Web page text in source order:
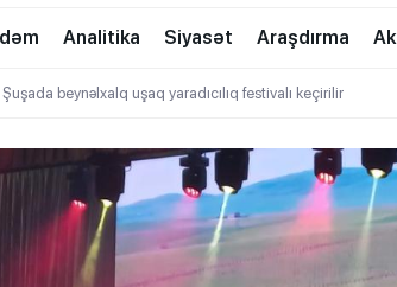
Analitika Siyasət Araşdırma
Şuşada beynəlxalq uşaq yaradıcılıq festivalı keçirilir